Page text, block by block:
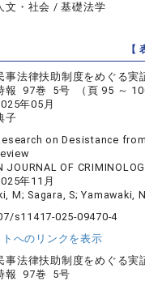
文・社会 / 基礎法学
【
事法律扶助制度をめぐる実
報 97巻 5号 （頁 95 ～
年05月
子
on Desistance
JOURNAL OF
年11月
M; Sagara, S; Yamawaki,
s11417-025-09470-4
へのリンクを表示
事法律扶助制度をめぐる実
報 97巻 5号